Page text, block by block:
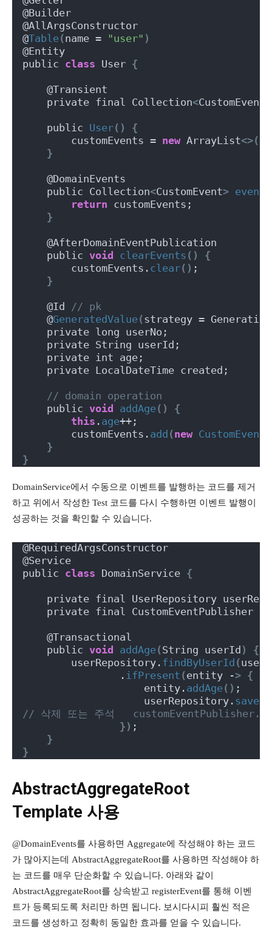
@Builder
@AllArgsConstructor
@Table(name = "user" )
@Entity
public class User {
    @Transient
    private final Collection
<CustomEvent
    public
User()
{
        customEvents =
new ArrayList<>()
}
    @DomainEvents
    public Collection
<CustomEvent> events
return customEvents;
}
    @AfterDomainEventPublication
    public
void clearEvents ()
{
        customEvents.
clear() ;
}
    @Id
// pk
    @
GeneratedValue(strategy =
    private long userNo;
    private String userId;
    private int age;
    private LocalDateTime created;
// domain operation
    public
void addAge()
{
this . age++;
        customEvents.
add (new CustomEvent
}
}
DomainService에서 수동으로 이벤트를 발행하는 코드를 제거
하고 위에서 작성한 Test 코드를 다시 수행하면 이벤트 발행이
성공하는 것을 확인할 수 있습니다.
@RequiredArgsConstructor
@Service
public class DomainService {
private final UserRepository
private final CustomEventPublisher
    @Transactional
    public
void addAge(String userId )
{
        userRepository.
findByUserId (
                .
ifPresent (entity -> {
                    entity.
addAge() ;
                    userRepository.
save
// 삭제 또는 주석
}) ;
}
}
AbstractAggregateRoot
Template 사용
@DomainEvents를 사용하면 Aggregate에 작성해야 하는 코드
가 많아지는데 AbstractAggregateRoot를 사용하면 작성해야 하
는 코드를 매우 단순화할 수 있습니다. 아래와 같이
AbstractAggregateRoot를 상속받고 registerEvent를 통해 이벤
트가 등록되도록 처리만 하면 됩니다. 보시다시피 훨씬 적은
코드를 생성하고 정확히 동일한 효과를 얻을 수 있습니다.